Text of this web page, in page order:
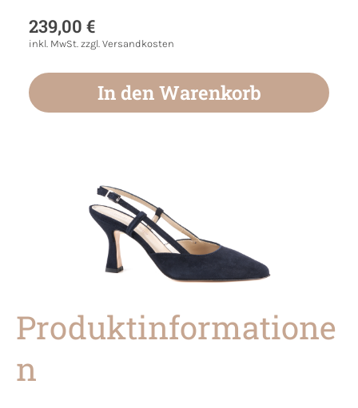
239,00 €
inkl. MwSt. zzgl. Versandkosten
In den Warenkorb
Produktinformatione
n